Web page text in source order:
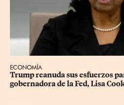
ECONOMÍA
Trump reanuda sus esfuerzos
gobernadora de la Fed, Lisa